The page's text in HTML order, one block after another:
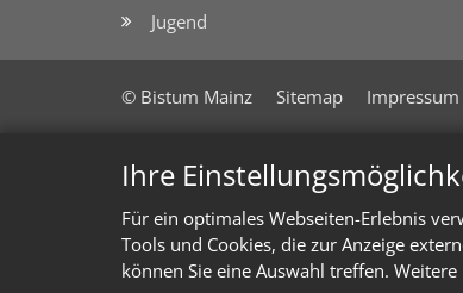
Ihre
Für ein optimales Webseiten-Erlebnis
Tools und Cookies, die zur Anzeige
können Sie eine Auswahl treffen.
Jugend
© Bistum Mainz Sitemap Impressum